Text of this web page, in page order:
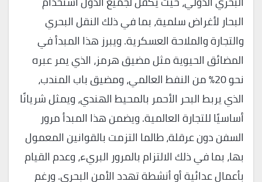
البحار لأغراض سلمية، بما في ذلك النقل البحري
والتجارة والملاحة العسكرية. ويبرز هذا المبدأ في
المضائق الحيوية مثل مضيق هرمز، الذي يمر عبره
نحو 20% من النفط العالمي، ومضيق باب المندب،
الذي يربط البحر الأحمر بالمحيط الهندي، ويمثل شريانًا
أساسيًا للتجارة العالمية. ويضمن هذا المبدأ مرور
السفن دون عرقلة، طالما التزمت بالقوانين المعمول
بها، بما في ذلك الالتزام بالمرور البريء، وعدم القيام
بأعمال عدائية أو أنشطة تهدد الأمن البحري. ورغم